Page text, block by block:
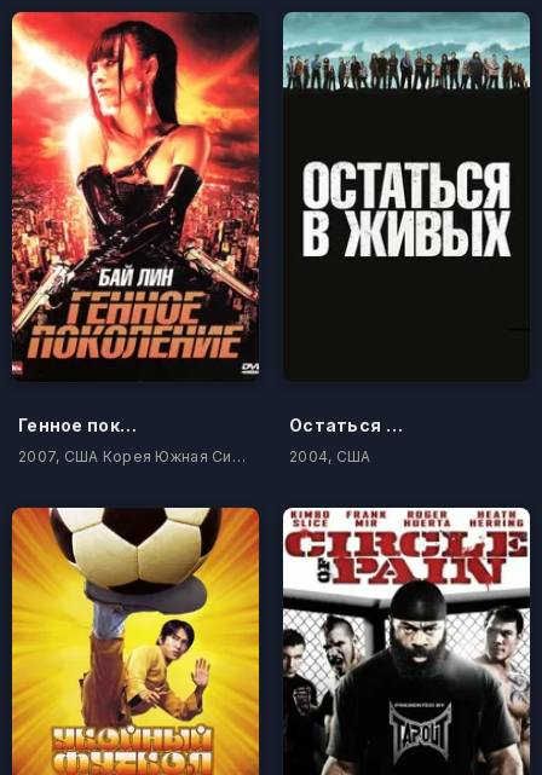
Генное поколение
2007, США Корея Южная Сингапур
Остаться в живых
2004, США